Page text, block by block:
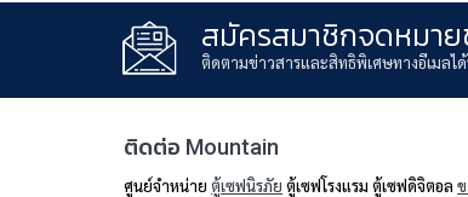
สมัครสมาชิกจดหมาย
ติดตามข่าวสารและสิทธิพิเศษทางอีเมลไ
ติดต่อ Mountain
ศูนย์จำหน่าย ตู้เซฟนิรภัย ตู้เซฟโรงแรม ตู้เซฟดิจิตอล